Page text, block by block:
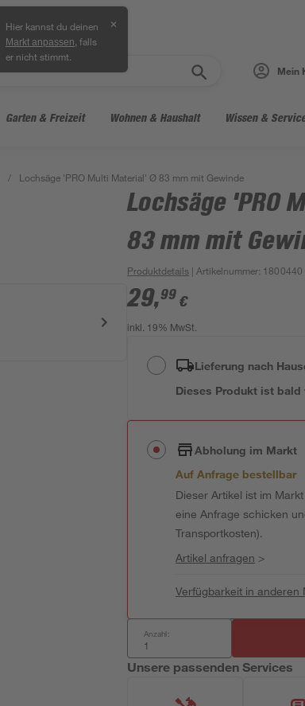
Hier kannst du deinen
Markt anpassen , falls
er nicht stimmt.
✕
Mein
Garten & Freizeit Wohnen & Haushalt Wissen &
/ Lochsäge 'PRO Multi Material' Ø 83 mm mit Gewinde
Lochsäge 'PRO
83 mm mit
Produktdetails | Artikelnummer: 1800440
29,99 €
inkl. 19% MwSt.
Lieferung nach
Dieses Produkt ist bald
Abholung im Markt
Auf Anfrage bestellbar
Dieser Artikel ist im
eine Anfrage schicken
Transportkosten).
Artikel anfragen >
Verfügbarkeit in anderen
Anzahl:
Unsere passenden Services